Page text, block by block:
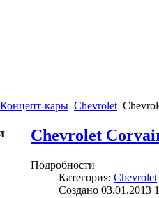
Концепт-кары Chevrolet
Chevrolet
Подробности
Категория: Chevrolet
Создано 03.01.2013